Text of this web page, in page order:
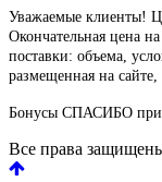
Уважаемые клиенты!
Окончательная цена
поставки: объема,
размещенная на
Бонусы СПАСИБО при
Все права